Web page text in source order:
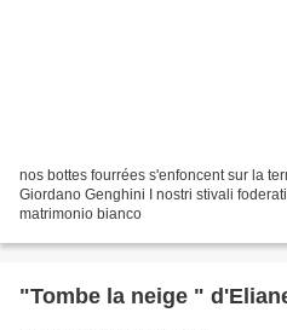
nos bottes fourrées s'enfoncent sur la
Giordano Genghini I nostri stivali
matrimonio bianco
"Tombe la neige "